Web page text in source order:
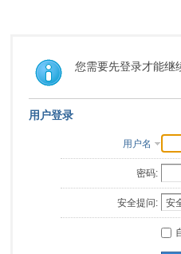
索
您需要先登录才能继
用户登录
用户名
密码:
安全提问: